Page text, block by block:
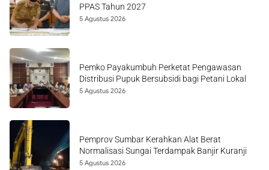
PPAS Tahun 2027
5 Agustus 2026
Pemko Payakumbuh Perketat Pengawasan
Distribusi Pupuk Bersubsidi bagi Petani Lokal
5 Agustus 2026
Pemprov Sumbar Kerahkan Alat Berat
Normalisasi Sungai Terdampak Banjir Kuranji
5 Agustus 2026